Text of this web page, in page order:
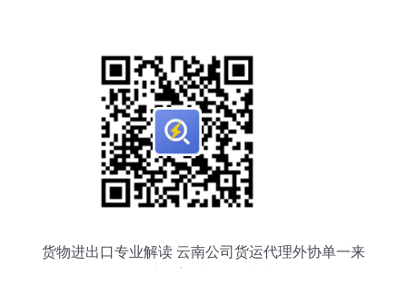
货物进出口专业解读 云南公司货运代理外协单一来